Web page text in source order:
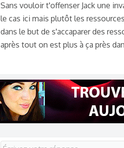
armée est de l’autre côté d’une
tant que pays agresseur, comme la
Sans vouloir t'offenser Jack une
le cas ici mais plutôt les
dans le but de s'accaparer des
après tout on est plus à ça près